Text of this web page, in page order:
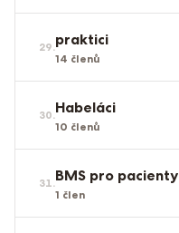
29.praktici
14 členů
30.Habeláci
10 členů
31.BMS pro pacienty
1 člen